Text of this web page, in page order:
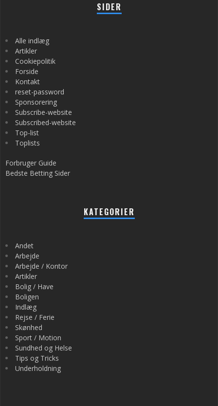
SIDER
Alle indlæg
Artikler
Cookiepolitik
Forside
Kontakt
reset-password
Sponsorering
Subscribe-website
Subscribed-website
Top-list
Toplists
Forbruger Guide
Bedste Betting Sider
KATEGORIER
Andet
Arbejde
Arbejde / Kontor
Artikler
Bolig / Have
Boligen
Indlæg
Rejse / Ferie
Skønhed
Sport / Motion
Sundhed og Helse
Tips og Tricks
Underholdning